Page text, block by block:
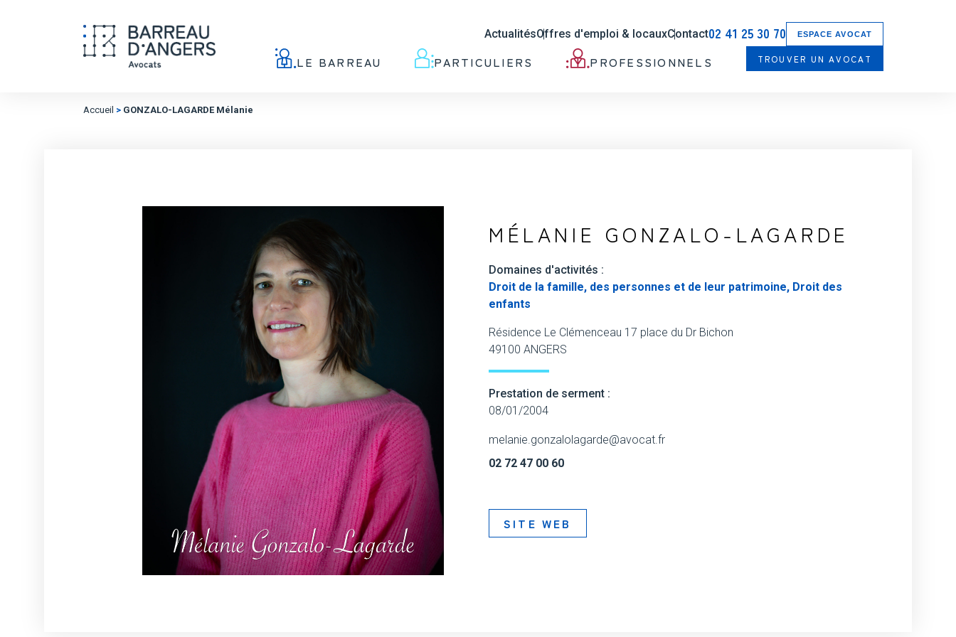
ActualitésOffres d'emploi & locauxContact02 41 25 30 70 ESPACE AVOCAT
LE BARREAU PARTICULIERS PROFESSIONNELS TROUVER UN AVOCAT
Accueil > GONZALO-LAGARDE Mélanie
MÉLANIE GONZALO-LAGARDE
Domaines d'activités :
Droit de la famille, des personnes et de leur patrimoine, Droit des
enfants
Résidence Le Clémenceau 17 place du Dr Bichon
49100 ANGERS
Prestation de serment :
08/01/2004
melanie.gonzalolagarde@avocat.fr
02 72 47 00 60
SITE WEB